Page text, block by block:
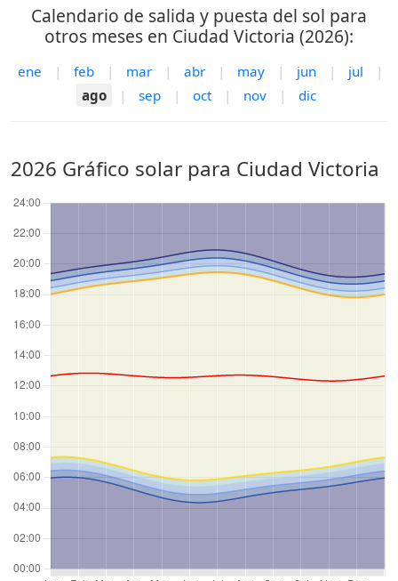
Calendario de salida y puesta del sol para
otros meses en Ciudad Victoria (2026):
ene | feb | mar | abr | may | jun | jul
|
ago
| sep | oct | nov | dic
2026 Gráfico solar para Ciudad Victoria